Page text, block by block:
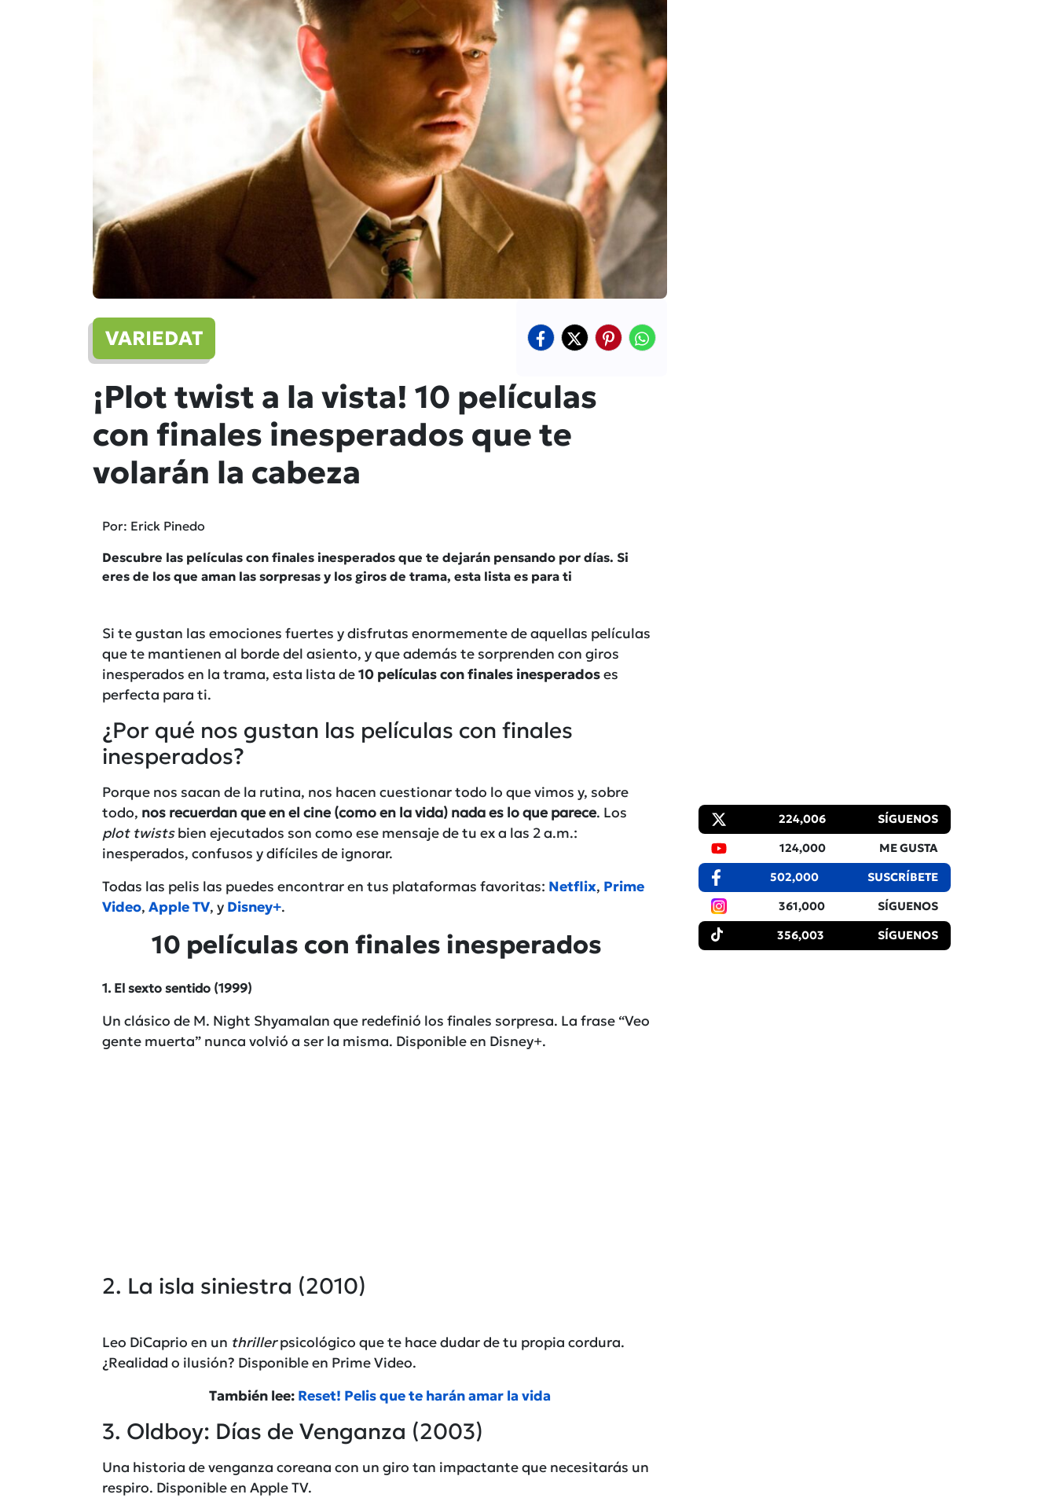
VARIEDAT
¡Plot twist a la vista! 10 películas
con finales inesperados que te
volarán la cabeza
Por: Erick Pinedo
Descubre las películas con finales inesperados que te dejarán pensando por días. Si
eres de los que aman las sorpresas y los giros de trama, esta lista es para ti
Si te gustan las emociones fuertes y disfrutas enormemente de aquellas películas
que te mantienen al borde del asiento, y que además te sorprenden con giros
inesperados en la trama, esta lista de10 películas con finales inesperadoses
perfecta para ti.
¿Por qué nos gustan las películas con finales
inesperados?
Porque nos sacan de la rutina, nos hacen cuestionar todo lo que vimos y, sobre
todo, nos recuerdan que en el cine (como en la vida) nada es lo que parece. Los
plot twistsbien ejecutados son como ese mensaje de tu ex a las 2 a.m.:
inesperados, confusos y difíciles de ignorar.
Todas las pelis las puedes encontrar en tus plataformas favoritas: Netflix, Prime
Video, Apple TV, y Disney+.
10 películas con finales inesperados
1. El sexto sentido (1999)
Un clásico de M. Night Shyamalan que redefinió los finales sorpresa. La frase “Veo
gente muerta” nunca volvió a ser la misma. Disponible en Disney+.
2. La isla siniestra (2010)
Leo DiCaprio en un thrillerpsicológico que te hace dudar de tu propia cordura.
¿Realidad o ilusión? Disponible en Prime Video.
También lee: Reset! Pelis que te harán amar la vida
3. Oldboy: Días de Venganza (2003)
Una historia de venganza coreana con un giro tan impactante que necesitarás un
respiro. Disponible en Apple TV.
224,006 SÍGUENOS
124,000 ME GUSTA
502,000 SUSCRÍBETE
361,000 SÍGUENOS
356,003 SÍGUENOS